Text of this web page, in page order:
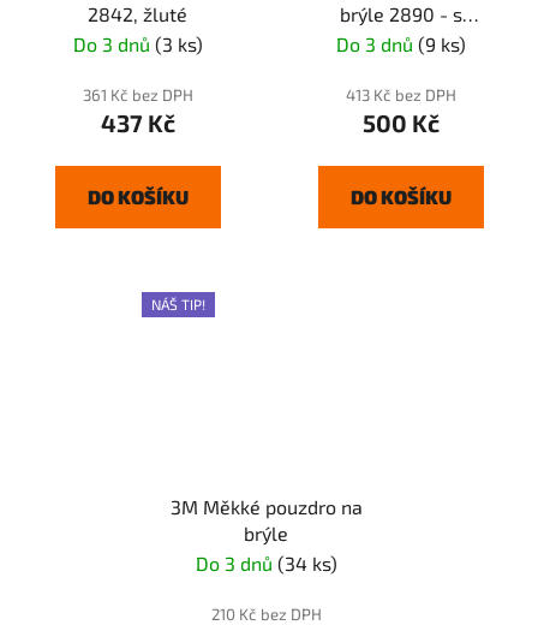
2842, žluté
Do 3 dnů (3 ks)
361 Kč bez DPH
437 Kč
DO KOŠÍKU
brýle 2890 - s
nepřímým
Do 3 dnů (9 ks)
413 Kč bez DPH
500 Kč
DO KOŠÍKU
NÁŠ TIP!
3M Měkké pouzdro na
brýle
Do 3 dnů (34 ks)
210 Kč bez DPH